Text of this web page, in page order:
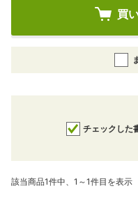
買
チェックした
該当商品1件中、1～1件目を表示